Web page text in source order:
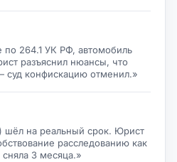
по 264.1 УК РФ, автомобиль
разъяснил нюансы, что
суд конфискацию отменил.»
шёл на реальный срок. Юрист
расследованию как
3 месяца.»